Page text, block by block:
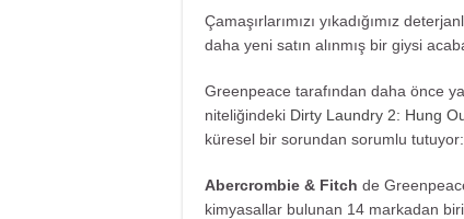
Çamaşırlarımızı yıkadığımız
daha yeni satın alınmış bir giysi
Greenpeace tarafından daha önce
niteliğindeki Dirty Laundry 2: Hung
küresel bir sorundan sorumlu tutuyor:
Abercrombie & Fitch de
kimyasallar bulunan 14 markadan